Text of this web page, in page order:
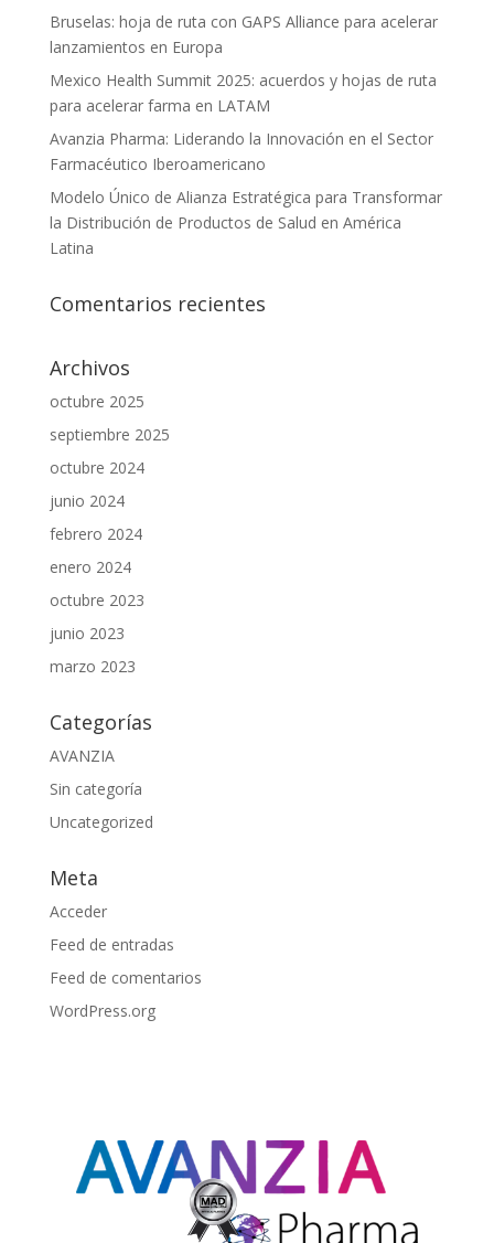
Bruselas: hoja de ruta con GAPS Alliance para acelerar
lanzamientos en Europa
Mexico Health Summit 2025: acuerdos y hojas de ruta
para acelerar farma en LATAM
Avanzia Pharma: Liderando la Innovación en el Sector
Farmacéutico Iberoamericano
Modelo Único de Alianza Estratégica para Transformar
la Distribución de Productos de Salud en América
Latina
Comentarios recientes
Archivos
octubre 2025
septiembre 2025
octubre 2024
junio 2024
febrero 2024
enero 2024
octubre 2023
junio 2023
marzo 2023
Categorías
AVANZIA
Sin categoría
Uncategorized
Meta
Acceder
Feed de entradas
Feed de comentarios
WordPress.org